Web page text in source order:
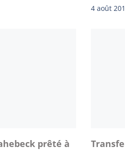
4 août
prêté à